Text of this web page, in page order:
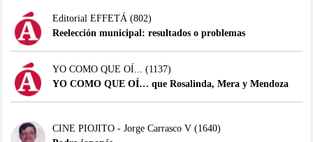
Editorial EFFETÁ(802)
Reelección municipal: resultados o problemas
YO COMO QUE OÍ... (1137)
YO COMO QUE OÍ… que Rosalinda, Mera y Mendoza
CINE PIOJITO - Jorge Carrasco V(1640)